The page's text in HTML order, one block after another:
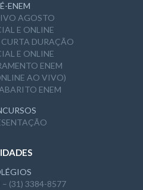
ENEM
AGOSTO
E ONLINE
CURTA DURAÇÃO
E ONLINE
ENEM
AO VIVO)
ENEM
– (31) 3384-8577